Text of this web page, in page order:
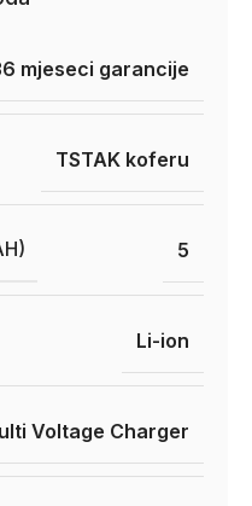
mjeseci garancije
TSTAK koferu
5
Li-ion
Voltage Charger